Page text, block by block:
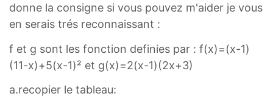
donne la consigne si vous pouvez m'aider je vous
en serais trés reconnaissant :
f et g sont les fonction definies par : f(x)=(x-1)
(11-x)+5(x-1)² et g(x)=2(x-1)(2x+3)
a.recopier le tableau: